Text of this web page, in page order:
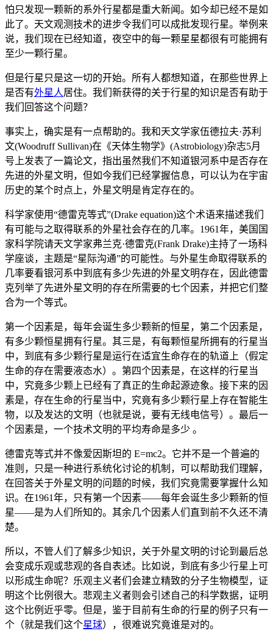
怕只发现一颗新的系外行星都是重大新闻。如今却已经不是如
此了。天文观测技术的进步令我们可以成批发现行星。举例来
说，我们现在已经知道，夜空中的每一颗星星都很有可能拥有
至少一颗行星。
但是行星只是这一切的开始。所有人都想知道，在那些世界上
是否有外星人居住。我们新获得的关于行星的知识是否有助于
我们回答这个问题？
事实上，确实是有一点帮助的。我和天文学家伍德拉夫·苏利
文(Woodruff Sullivan)在《天体生物学》(Astrobiology)杂志5月
号上发表了一篇论文，指出虽然我们不知道银河系中是否存在
先进的外星文明，但如今我们已经掌握信息，可以认为在宇宙
历史的某个时点上，外星文明是肯定存在的。
科学家使用“德雷克等式”(Drake equation)这个术语来描述我们
有可能与之取得联系的外星社会存在的几率。1961年，美国国
家科学院请天文学家弗兰克·德雷克(Frank Drake)主持了一场科
学座谈，主题是“星际沟通”的可能性。与外星生命取得联系的
几率要看银河系中到底有多少先进的外星文明存在，因此德雷
克列举了先进外星文明的存在所需要的七个因素，并把它们整
合为一个等式。
第一个因素是，每年会诞生多少颗新的恒星，第二个因素是，
有多少颗恒星拥有行星。其三是，有每颗恒星所拥有的行星当
中，到底有多少颗行星是运行在适宜生命存在的轨道上（假定
生命的存在需要液态水）。第四个因素是，在这样的行星当
中，究竟多少颗上已经有了真正的生命起源迹象。接下来的因
素是，存在生命的行星当中，究竟有多少颗行星上存在智能生
物，以及发达的文明（也就是说，要有无线电信号）。最后一
个因素是，一个技术文明的平均寿命是多少 。
德雷克等式并不像爱因斯坦的 E=mc2。它并不是一个普遍的
准则，只是一种进行系统化讨论的机制，可以帮助我们理解，
在回答关于外星文明的问题的时候，我们究竟需要掌握什么知
识。在1961年，只有第一个因素——每年会诞生多少颗新的恒
星——是为人们所知的。其余几个因素人们直到前不久还不清
楚。
所以，不管人们了解多少知识，关于外星文明的讨论到最后总
会变成乐观或悲观的各自表述。比如说，到底有多少行星上可
以形成生命呢？乐观主义者们会建立精致的分子生物模型，证
明这个比例很大。悲观主义者则会引述自己的科学数据，证明
这个比例近乎零。但是，鉴于目前有生命的行星的例子只有一
个（就是我们这个星球），很难说究竟谁是对的。